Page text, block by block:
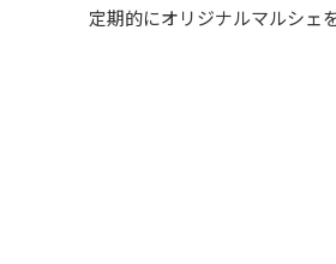
定期的にオリジナルマルシェ